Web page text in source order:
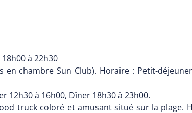
à 22h30
chambre Sun Club). Horaire : Petit-
12h30 à 16h00, Dîner 18h30 à 23h00.
truck coloré et amusant situé sur la plage.